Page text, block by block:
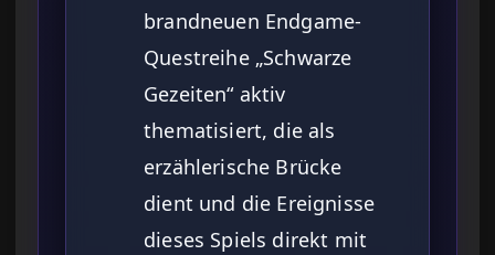
brandneuen Endgame-
Questreihe „Schwarze
Gezeiten“ aktiv
thematisiert, die als
erzählerische Brücke
dient und die Ereignisse
dieses Spiels direkt mit